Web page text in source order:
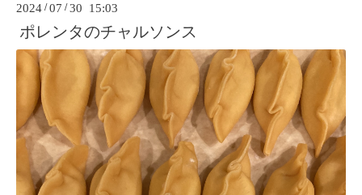
2024 /07 /30 15:03
ポレンタのチャルソンス